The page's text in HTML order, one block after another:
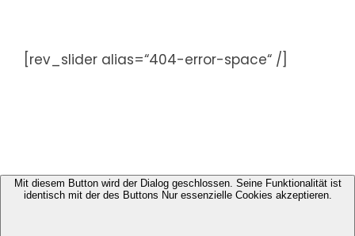
springen[rev_slider alias=“404-error-space“ /]
Mit diesem Button wird der Dialog geschlossen. Seine Funktionalität ist
identisch mit der des Buttons Nur essenzielle Cookies akzeptieren.